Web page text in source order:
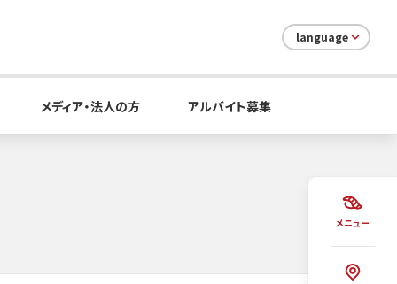
メニュー
language
メディア・法人の方 アルバイト募集